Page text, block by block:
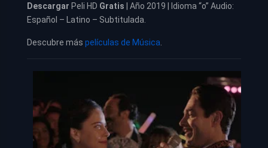
Descargar Peli HD Gratis | Año 2019 | Idioma “o” Audio:
Español – Latino – Subtitulada.
Descubre más películas de Música